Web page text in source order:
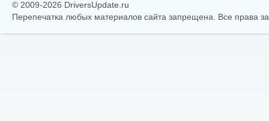
© 2009-2026 DriversUpdate.ru
Перепечатка любых материалов сайта запрещена. Все права